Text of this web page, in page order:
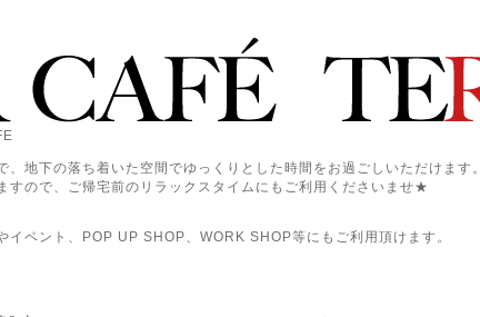
、地下の落ち着いた空間でゆっくりとした時間をお過ごしいただけます。
すので、ご帰宅前のリラックスタイムにもご利用くださいませ★
イベント、POP UP SHOP、WORK SHOP等にもご利用頂けます。